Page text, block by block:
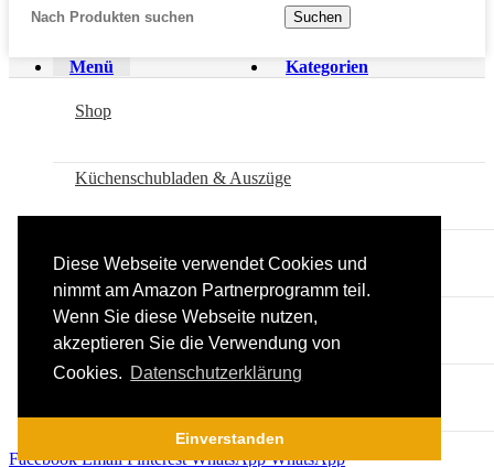
Diese Webseite verwendet Cookies und
nimmt am Amazon Partnerprogramm teil.
Wenn Sie diese Webseite nutzen,
akzeptieren Sie die Verwendung von
Cookies. Datenschutzerklärung
Einverstanden
Suchen
Menü Kategorien
Shop
Küchenschubladen & Auszüge
Regale & Schränke
Küchen-Elektrogeräte
Facebook Email Pinterest WhatsApp WhatsApp